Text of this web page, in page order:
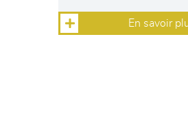
En savoir